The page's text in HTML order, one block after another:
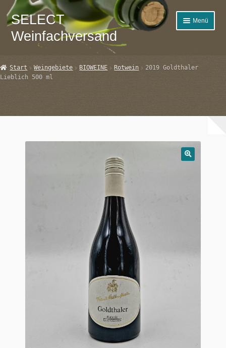
Zur
Navigation
springen
Zum
Inhalt
springen
SELECT
Weinfachversand
Menü
AGB
Start Weingebiete BIOWEINE Rotwein
2019 Goldthaler
Lieblich 500 ml